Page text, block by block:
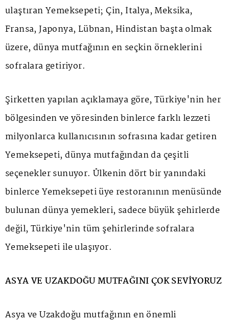
ulaştıran Yemeksepeti; Çin, İtalya, Meksika,
Fransa, Japonya, Lübnan, Hindistan başta olmak
üzere, dünya mutfağının en seçkin örneklerini
sofralara getiriyor.
Şirketten yapılan açıklamaya göre, Türkiye'nin her
bölgesinden ve yöresinden binlerce farklı lezzeti
milyonlarca kullanıcısının sofrasına kadar getiren
Yemeksepeti, dünya mutfağından da çeşitli
seçenekler sunuyor. Ülkenin dört bir yanındaki
binlerce Yemeksepeti üye restoranının menüsünde
bulunan dünya yemekleri, sadece büyük şehirlerde
değil, Türkiye'nin tüm şehirlerinde sofralara
Yemeksepeti ile ulaşıyor.
ASYA VE UZAKDOĞU MUTFAĞINI ÇOK SEVİYORUZ
Asya ve Uzakdoğu mutfağının en önemli